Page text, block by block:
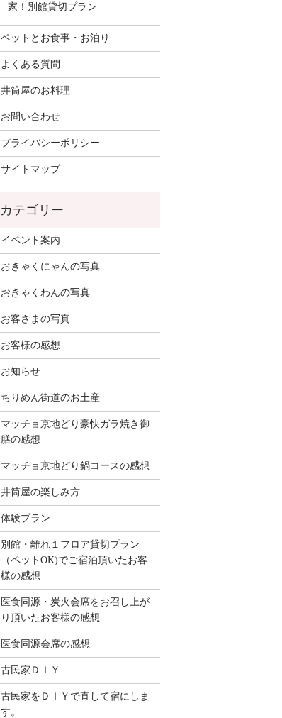
家！別館貸切プラン
ペットとお食事・お泊り
よくある質問
井筒屋のお料理
お問い合わせ
プライバシーポリシー
サイトマップ
イベント案内
おきゃくにゃんの写真
おきゃくわんの写真
お客さまの写真
お客様の感想
お知らせ
ちりめん街道のお土産
マッチョ京地どり豪快ガラ焼き御
膳の感想
マッチョ京地どり鍋コースの感想
井筒屋の楽しみ方
体験プラン
別館・離れ１フロア貸切プラン
（ペットOK)でご宿泊頂いたお客
様の感想
医食同源・炭火会席をお召し上が
り頂いたお客様の感想
医食同源会席の感想
古民家ＤＩＹ
古民家をＤＩＹで直して宿にしま
す。